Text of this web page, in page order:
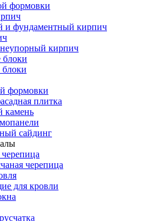
формовки
и фундаментный кирпич
кирпич
блоки
блоки
формовки
плитка
камень
сайдинг
черепица
для кровли